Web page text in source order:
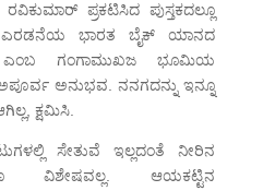
ಪ್ರಕಟಿಸಿದ ಪುಸ್ತಕದಲ್ಲೂ
ಎರಡನೆಯ ಭಾರತ ಬೈಕ್ ಯಾನದ
ಎಂಬ ಗಂಗಾಮುಖಜ ಭೂಮಿಯ
ಅಪೂರ್ವ ಅನುಭವ. ನನಗದನ್ನು ಇನ್ನೂ
ಕ್ಷಮಿಸಿ.
ಸೇತುವೆ ಇಲ್ಲದಂತೆ ನೀರಿನ
ವಿಶೇಷವಲ್ಲ. ಆಯಕಟ್ಟಿನ